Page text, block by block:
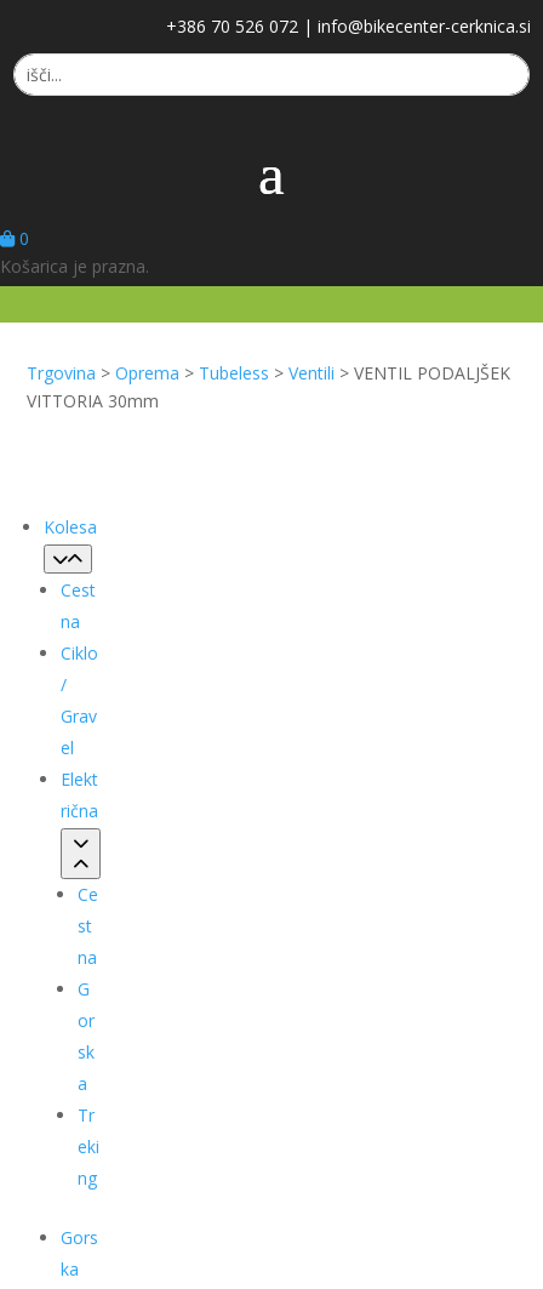
+386 70 526 072 | info@bikecenter-cerknica.si
0
Košarica je prazna.
Trgovina >Oprema > Tubeless >Ventili >VENTIL PODALJŠEK
VITTORIA 30mm
Kolesa
Cest
na
Ciklo
/
Grav
el
Elekt
rična
Ce
st
na
G
or
sk
a
Tr
eki
ng
Gors
ka